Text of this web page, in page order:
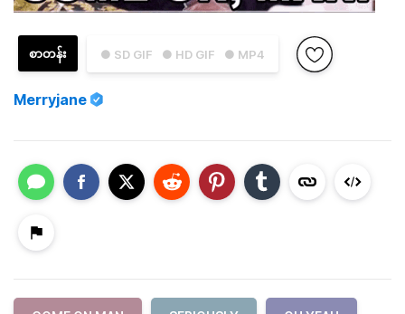
● SD GIF ● HD GIF ● MP4
စာတန်း
Merryjane